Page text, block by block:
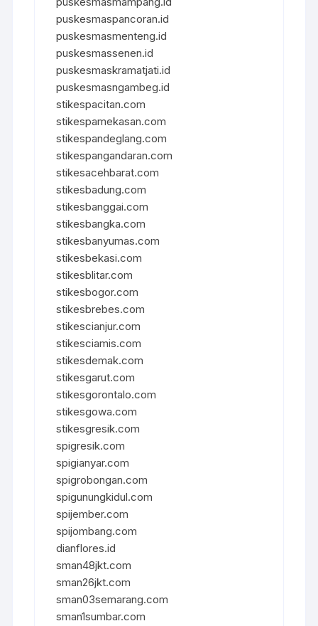
puskesmaspancoran.id
puskesmasmenteng.id
puskesmassenen.id
puskesmaskramatjati.id
puskesmasngambeg.id
stikespacitan.com
stikespamekasan.com
stikespandeglang.com
stikespangandaran.com
stikesacehbarat.com
stikesbadung.com
stikesbanggai.com
stikesbangka.com
stikesbanyumas.com
stikesbekasi.com
stikesblitar.com
stikesbogor.com
stikesbrebes.com
stikescianjur.com
stikesciamis.com
stikesdemak.com
stikesgarut.com
stikesgorontalo.com
stikesgowa.com
stikesgresik.com
spigresik.com
spigianyar.com
spigrobongan.com
spigunungkidul.com
spijember.com
spijombang.com
dianflores.id
sman48jkt.com
sman26jkt.com
sman03semarang.com
sman1sumbar.com